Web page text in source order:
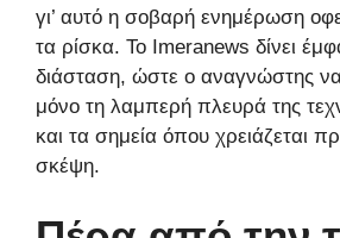
γι’ αυτό η σοβαρή ενημέρωση
τα ρίσκα. Το Imeranews δίνει
διάσταση, ώστε ο αναγνώστης
μόνο τη λαμπερή πλευρά της
και τα σημεία όπου χρειάζεται
σκέψη.